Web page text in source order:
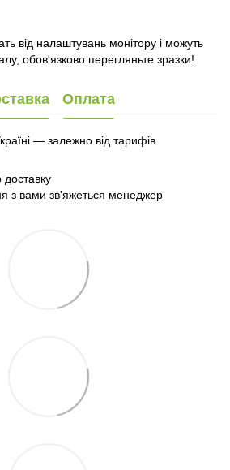
від налаштувань монітору і можуть
обов'язково перегляньте зразки!
Оплата
— залежно від тарифів
доставку
з вами зв'яжеться менеджер